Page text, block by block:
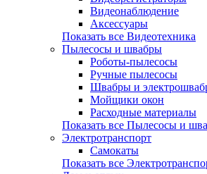
Видеонаблюдение
Аксессуары
Показать все Видеотехника
Пылесосы и швабры
Роботы-пылесосы
Ручные пылесосы
Швабры и
Мойщики окон
Расходные материалы
Показать все Пылесосы и
Электротранспорт
Самокаты
Показать все